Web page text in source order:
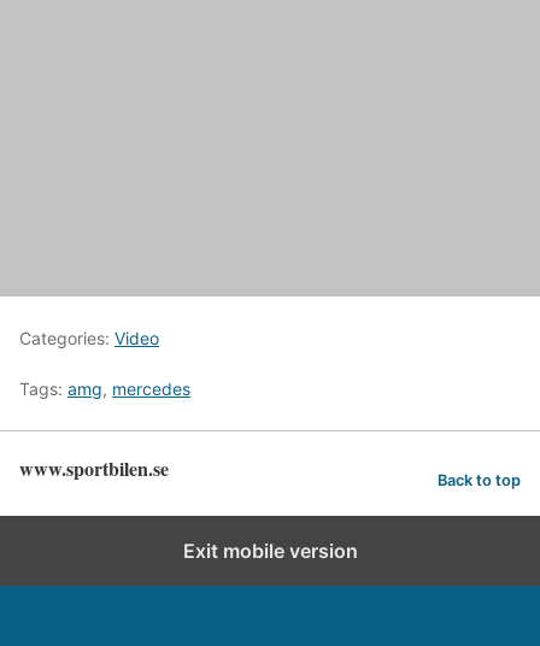
Categories: Video
Tags: amg, mercedes
www.sportbilen.se Back to top
Exit mobile version